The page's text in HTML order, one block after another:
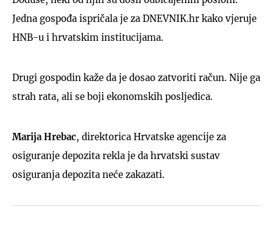
Jedna gospođa ispričala je za DNEVNIK.hr kako vjeruje
HNB-u i hrvatskim institucijama.
Drugi gospodin kaže da je dosao zatvoriti račun. Nije ga
strah rata, ali se boji ekonomskih posljedica.
Marija Hrebac, direktorica Hrvatske agencije za
osiguranje depozita rekla je da hrvatski sustav
osiguranja depozita neće zakazati.